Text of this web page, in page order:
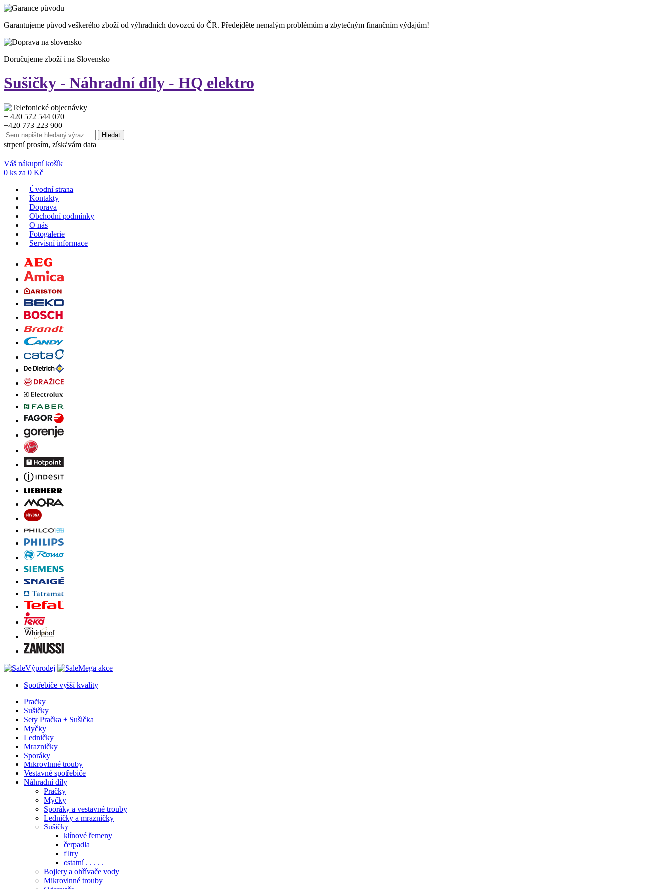
Garantujeme původ veškerého zboží od výhradních dovozců do ČR. Předejděte nemalým problémům a zbytečným finančním výdajům!
Doručujeme zboží i na Slovensko
Sušičky - Náhradní díly - HQ elektro
+ 420 572 544 070
+420 773 223 900
strpení prosím, získávám data
Váš nákupní košík
0 ks za 0 Kč
Úvodní strana
Kontakty
Doprava
Obchodní podmínky
O nás
Fotogalerie
Servisní informace
Výprodej
Mega akce
Spotřebiče vyšší kvality
Pračky
Sušičky
Sety Pračka + Sušička
Myčky
Ledničky
Mrazničky
Sporáky
Mikrovlnné trouby
Vestavné spotřebiče
Náhradní díly
Pračky
Myčky
Sporáky a vestavné trouby
Ledničky a mrazničky
Sušičky
klínové řemeny
čerpadla
filtry
ostatní . . . . .
Bojlery a ohřívače vody
Mikrovlnné trouby